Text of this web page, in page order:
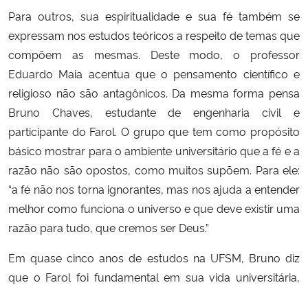
Para outros, sua espiritualidade e sua fé também se
expressam nos estudos teóricos a respeito de temas que
compõem as mesmas. Deste modo, o professor
Eduardo Maia acentua que o pensamento científico e
religioso não são antagônicos. Da mesma forma pensa
Bruno Chaves, estudante de engenharia civil e
participante do Farol. O grupo que tem como propósito
básico mostrar para o ambiente universitário que a fé e a
razão não são opostos, como muitos supõem. Para ele:
“a fé não nos torna ignorantes, mas nos ajuda a entender
melhor como funciona o universo e que deve existir uma
razão para tudo, que cremos ser Deus.”
Em quase cinco anos de estudos na UFSM, Bruno diz
que o Farol foi fundamental em sua vida universitária,